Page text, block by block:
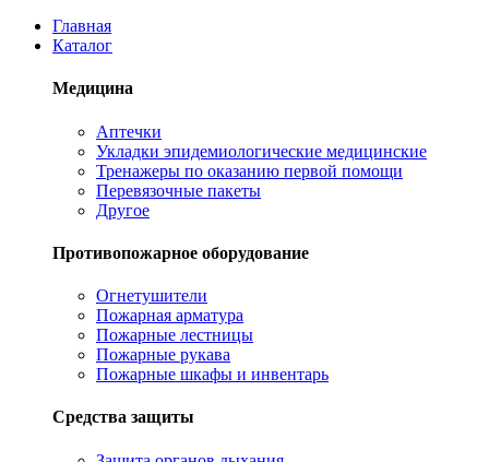
Главная
Каталог
Медицина
Аптечки
Укладки эпидемиологические медицинские
Тренажеры по оказанию первой помощи
Перевязочные пакеты
Другое
Противопожарное оборудование
Огнетушители
Пожарная арматура
Пожарные лестницы
Пожарные рукава
Пожарные шкафы и инвентарь
Средства защиты